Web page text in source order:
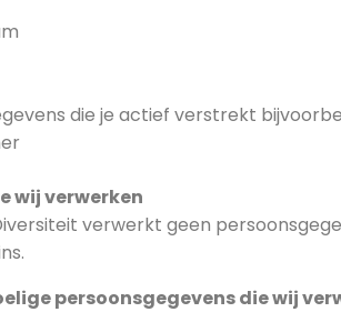
die je actief verstrekt
wij verwerken
verwerkt geen
persoonsgegevens die wij